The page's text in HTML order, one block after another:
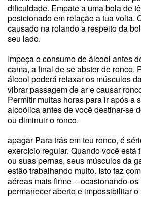
dificuldade. Empate a uma bola de
posicionado em relação a tua volta.
causado na rolando a respeito da
seu lado.
Impeça o consumo de álcool antes
cama, a final de se abster de ronco.
álcool poderá relaxar os músculos
vibrar passagem de ar e causar
Permitir muitas horas para ir após a
alcoólica antes de você destinar-se
ou diminuir o ronco.
apagar Para trás em teu ronco, é
exercício regular. Quando você está
ou suas pernas, seus músculos da
estão trabalhando muito. Isto faz
aéreas mais firme -- ocasionando-
permanecer aberto e impossibilitar